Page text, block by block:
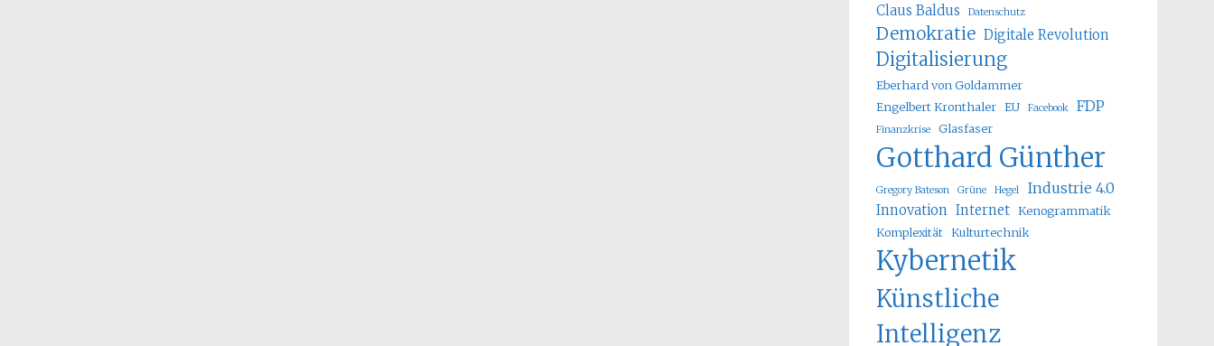
Claus Baldus Datenschutz
Demokratie Digitale Revolution
Digitalisierung
Eberhard von Goldammer
Engelbert Kronthaler EU Facebook FDP
Finanzkrise Glasfaser
Gotthard Günther
Gregory Bateson Grüne Hegel Industrie 4.0
Innovation Internet Kenogrammatik
Komplexität Kulturtechnik
Kybernetik
Künstliche
Intelligenz